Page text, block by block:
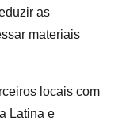
as
materiais
locais com
Latina e